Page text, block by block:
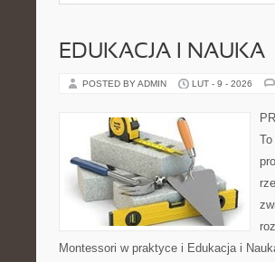
EDUKACJA I NAUKA
POSTED BY ADMIN LUT - 9 - 2026
Montessori w praktyce i Edukacja i